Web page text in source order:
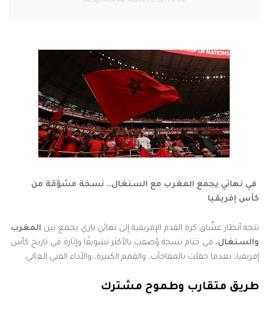
في نهائي يجمع المغرب مع السنغال.. نسخة مشوّقة من
كأس إفريقيا
تتجه أنظار عشّاق كرة القدم الإفريقية إلى نهائي ناري يجمع بين المغرب
والسنغال، في ختام نسخة وُصفت بالأكثر تشويقًا وإثارة في تاريخ كأس
إفريقيا، بعدما حفلت بالمفاجآت، والقمم الكبيرة، والأداء الفني العالي.
طريق متقارب وطموح مشترك